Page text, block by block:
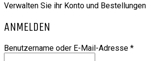
Verwalten Sie ihr Konto und Bestellungen
ANMELDEN
Benutzername oder E-Mail-Adresse *